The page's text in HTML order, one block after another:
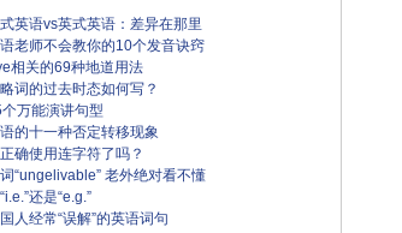
英语vs英式英语：差异在那里
老师不会教你的10个发音诀窍
相关的69种地道用法
词的过去时态如何写？
个万能演讲句型
的十一种否定转移现象
确使用连字符了吗？
“ungelivable” 老外绝对看不懂
还是“e.g.”
人经常“误解”的英语词句